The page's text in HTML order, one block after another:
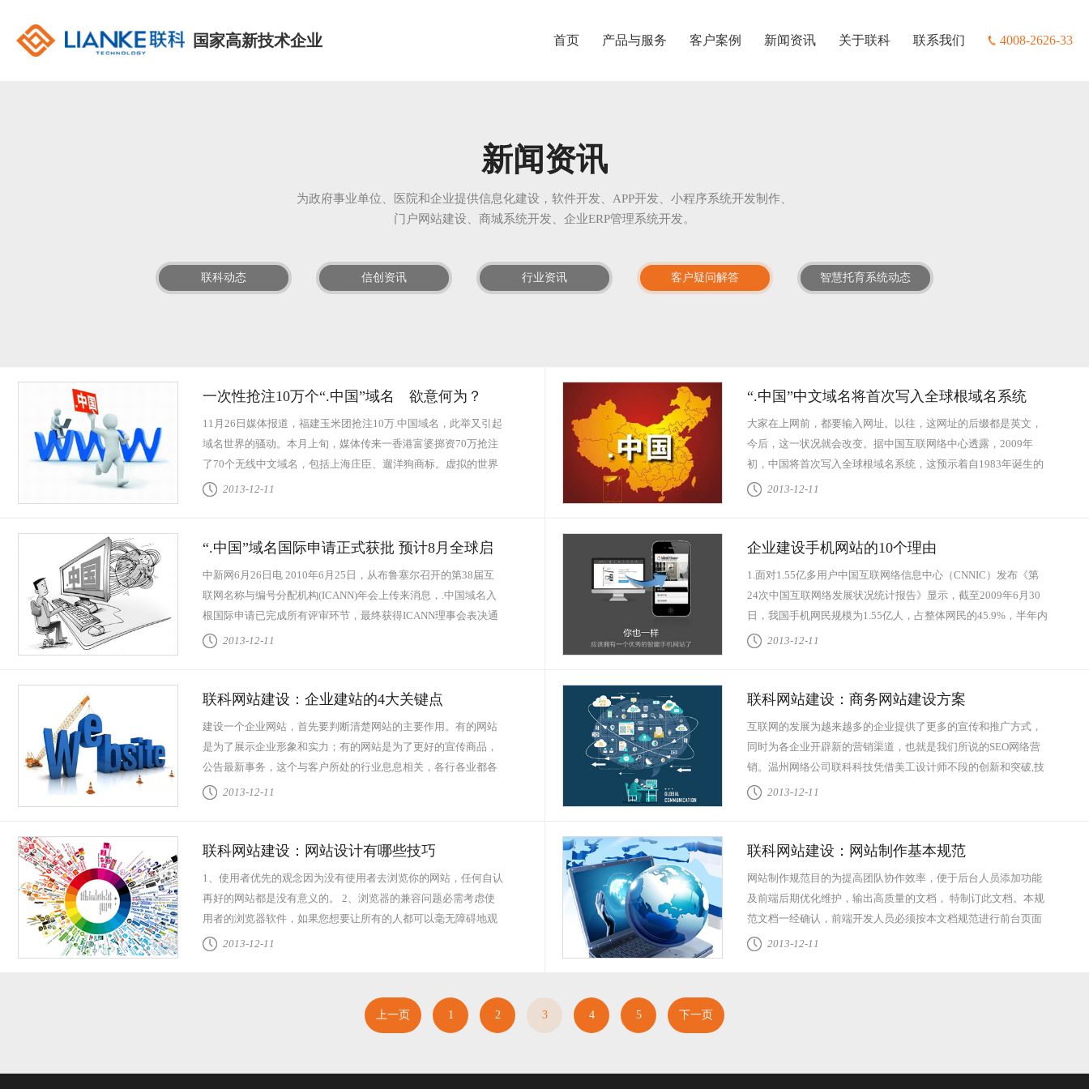
国家高新技术企业 首页 产品与服务 客户案例 新闻资讯 关于联科 联系我们 4008-2626-33
新闻资讯
为政府事业单位、医院和企业提供信息化建设，软件开发、APP开发、小程序系统开发制作、
门户网站建设、商城系统开发、企业ERP管理系统开发。
联科动态 信创资讯 行业资讯 客户疑问解答 智慧托育系统动态
一次性抢注10万个“.中国”域名 欲意何为？
11月26日媒体报道，福建玉米团抢注10万.中国域名，此举又引起
域名世界的骚动。本月上旬，媒体传来一香港富婆掷资70万抢注
了70个无线中文域名，包括上海庄臣、遛洋狗商标。虚拟的世界
2013-12-11
“.中国”中文域名将首次写入全球根域名系统
大家在上网前，都要输入网址。以往，这网址的后缀都是英文，
今后，这一状况就会改变。据中国互联网络中心透露，2009年
初，中国将首次写入全球根域名系统，这预示着自1983年诞生的
2013-12-11
“.中国”域名国际申请正式获批 预计8月全球启
用
中新网6月26日电 2010年6月25日，从布鲁塞尔召开的第38届互
联网名称与编号分配机构(ICANN)年会上传来消息，.中国域名入
根国际申请已完成所有评审环节，最终获得ICANN理事会表决通
2013-12-11
企业建设手机网站的10个理由
1.面对1.55亿多用户中国互联网络信息中心（CNNIC）发布《第
24次中国互联网络发展状况统计报告》显示，截至2009年6月30
日，我国手机网民规模为1.55亿人，占整体网民的45.9%，半年内
2013-12-11
联科网站建设：企业建站的4大关键点
建设一个企业网站，首先要判断清楚网站的主要作用。有的网站
是为了展示企业形象和实力；有的网站是为了更好的宣传商品，
公告最新事务，这个与客户所处的行业息息相关，各行各业都各
2013-12-11
联科网站建设：商务网站建设方案
互联网的发展为越来越多的企业提供了更多的宣传和推广方式，
同时为各企业开辟新的营销渠道，也就是我们所说的SEO网络营
销。温州网络公司联科科技凭借美工设计师不段的创新和突破,技
2013-12-11
联科网站建设：网站设计有哪些技巧
1、使用者优先的观念因为没有使用者去浏览你的网站，任何自认
再好的网站都是没有意义的。 2、浏览器的兼容问题必需考虑使
用者的浏览器软件，如果您想要让所有的人都可以毫无障碍地观
2013-12-11
联科网站建设：网站制作基本规范
网站制作规范目的为提高团队协作效率，便于后台人员添加功能
及前端后期优化维护，输出高质量的文档， 特制订此文档。本规
范文档一经确认，前端开发人员必须按本文档规范进行前台页面
2013-12-11
上一页 1 2 3 4 5 下一页